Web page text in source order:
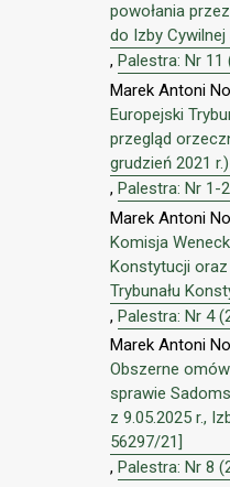
powołania
do Izby
, Palestra: Nr 11
Marek Antoni
Europejski
przegląd
grudzień 2021 r.)
, Palestra: Nr 1-
Marek Antoni
Komisja
Konstytucji
Trybunału
, Palestra: Nr 4
Marek Antoni
Obszerne
sprawie
z 9.05.2025 r.,
56297/21]
, Palestra: Nr 8